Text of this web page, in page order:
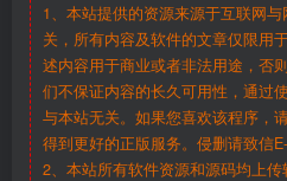
1、本站提供的资源来源于互联网
关，所有内容及软件的文章仅限用
述内容用于商业或者非法用途，否
们不保证内容的长久可用性，通过
与本站无关。如果您喜欢该程序，
得到更好的正版服务。侵删请致信
2、本站所有软件资源和源码均上